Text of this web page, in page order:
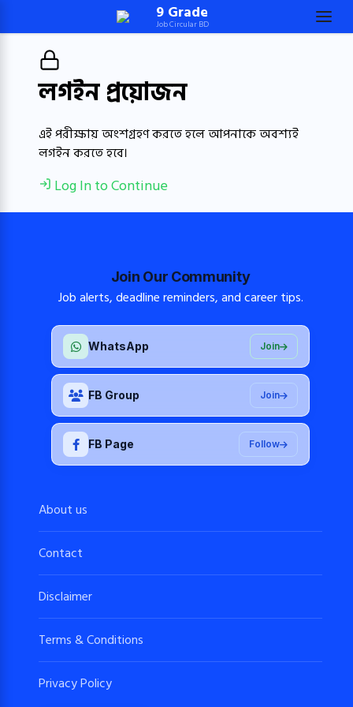
to
content
9 Grade
Job Circular BD
লগইন প্রয়োজন
এই পরীক্ষায় অংশগ্রহণ করতে হলে আপনাকে অবশ্যই
লগইন করতে হবে।
Log In to Continue
Join Our Community
Job alerts, deadline reminders, and career tips.
WhatsApp Join
FB Group Join
FB Page Follow
About us
Contact
Disclaimer
Terms & Conditions
Privacy Policy